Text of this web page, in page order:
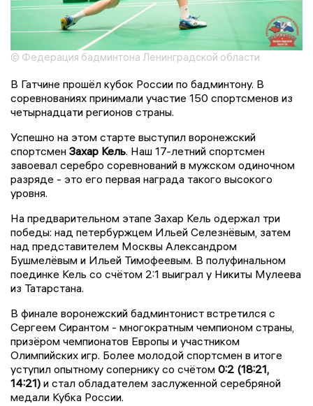
© Федерация бадминтона Ленинградской области
В Гатчине прошёл кубок России по бадминтону. В
соревнованиях принимали участие 150 спортсменов из
четырнадцати регионов страны.
Успешно на этом старте выступил воронежский
спортсмен Захар Кель. Наш 17-летний спортсмен
завоевал серебро соревнований в мужском одиночном
разряде - это его первая награда такого высокого
уровня.
На предварительном этапе Захар Кель одержал три
победы: над петербуржцем Ильей Селезнёвым, затем
над представителем Москвы Александром
Бушмелёвым и Ильей Тимофеевым. В полуфинальном
поединке Кель со счётом 2:1 выиграл у Никиты Мулеева
из Татарстана.
В финале воронежский бадминтонист встретился с
Сергеем Сирантом - многократным чемпионом страны,
призёром чемпионатов Европы и участником
Олимпийских игр. Более молодой спортсмен в итоге
уступил опытному сопернику со счётом 0:2 (18:21,
14:21) и стал обладателем заслуженной серебряной
медали Кубка России.